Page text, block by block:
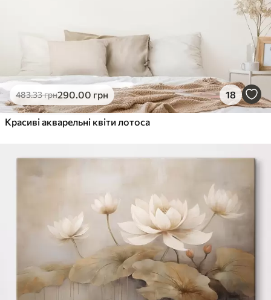
483.33грн290.00 грн 18
Красиві акварельні квіти лотоса